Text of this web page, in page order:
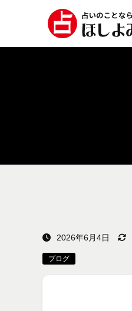
2026年6月4日
ブログ